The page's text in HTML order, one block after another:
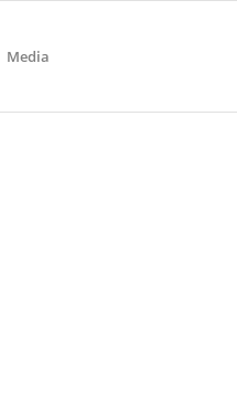
Media